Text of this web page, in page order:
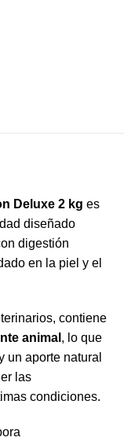
Deluxe 2 kg es
diseñado
digestión
en la piel y el
contiene
animal , lo que
un aporte natural
las
condiciones.